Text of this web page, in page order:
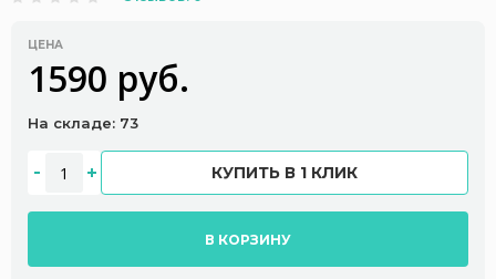
ЦЕНА
1590 руб.
На складе: 73
КУПИТЬ В 1 КЛИК
В КОРЗИНУ